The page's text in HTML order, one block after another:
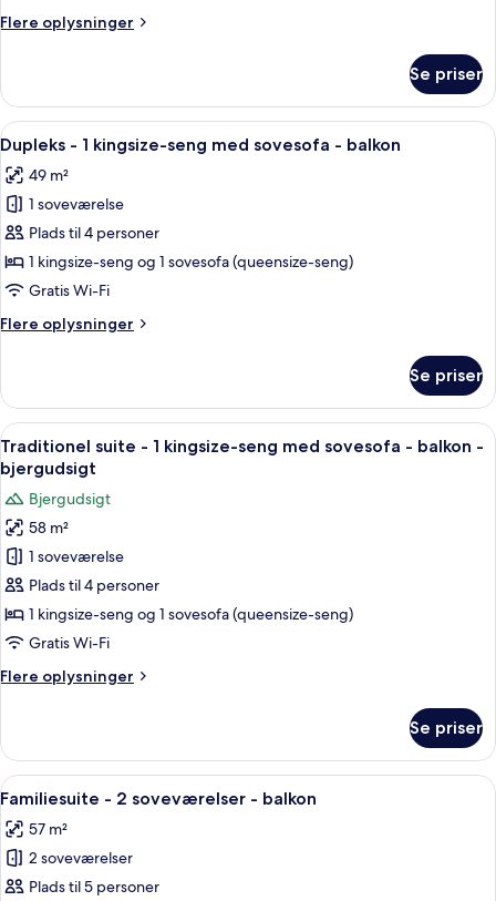
enkeltsenge
bjergudsigt
Flere oplysninger
Flere
værelse
med
dobbeltseng
eller
2
enkeltsenge
balkon
-
bjergudsigt
Se priser
Indlæs
alle
billeder
af
Dupleks
-
1
seng
balkon
Dupleks - 1 kingsize-seng med
7
Dupleks - 1 kingsize-seng med sovesofa - balkon
49 m²
1 soveværelse
Plads til 4 personer
1 kingsize-seng og 1 sovesofa (queensize-seng)
Gratis Wi-Fi
Flere oplysninger
Flere
-
kingsize-
seng
med
sovesofa
balkon
Se priser
Indlæs
alle
billeder
af
Traditionel
suite
-
1
kingsize-
med
balkon
-
bjergudsigt
Et moderne hotelværelse med en
6
Traditionel suite - 1 kingsize-seng med sovesofa - balkon -
bjergudsigt
Bjergudsigt
58 m²
1 soveværelse
Plads til 4 personer
1 kingsize-seng og 1 sovesofa (queensize-seng)
Gratis Wi-Fi
Flere oplysninger
Flere
suite
1
seng
med
-
Se priser
Indlæs
alle
billeder
af
Familiesuite
En moderne stue med sofa, stole,
7
Familiesuite - 2 soveværelser - balkon
57 m²
2 soveværelser
Plads til 5 personer